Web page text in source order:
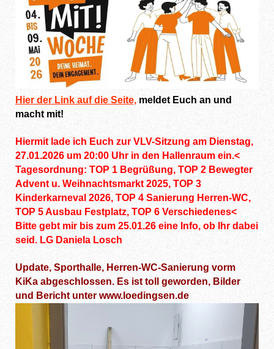
Hier der Link auf die Seite,meldet Euch an und
macht mit!
Hiermit lade ich Euch zur VLV-Sitzung am Dienstag,
27.01.2026 um 20:00 Uhr in den Hallenraum ein.<
Tagesordnung: TOP 1 Begrüßung, TOP 2 Bewegter
Advent u. Weihnachtsmarkt 2025, TOP 3
Kinderkarneval 2026, TOP 4 Sanierung Herren-WC,
TOP 5 Ausbau Festplatz, TOP 6 Verschiedenes<
Bitte gebt mir bis zum 25.01.26 eine Info, ob Ihr dabei
seid. LG Daniela Losch
Update, Sporthalle, Herren-WC-Sanierung vorm
KiKa abgeschlossen. Es ist toll geworden, Bilder
und Bericht unter www.loedingsen.de